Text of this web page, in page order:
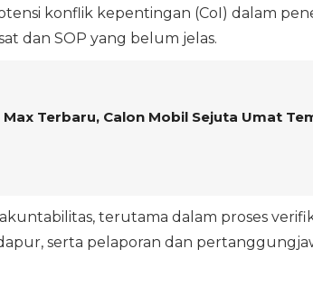
konflik kepentingan (CoI) dalam
dan SOP yang belum jelas.
Terbaru, Calon Mobil Sejuta Umat
terutama dalam proses
serta pelaporan dan